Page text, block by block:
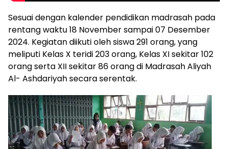
Sesuai dengan kalender pendidikan madrasah pada
rentang waktu 18 November sampai 07 Desember
2024. Kegiatan diikuti oleh siswa 291 orang, yang
meliputi Kelas X teridi 203 orang, Kelas XI sekitar 102
orang serta XII sekitar 86 orang di Madrasah Aliyah
Al- Ashdariyah secara serentak.